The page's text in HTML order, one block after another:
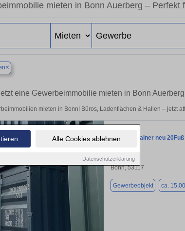
Alle Cookies ablehnen
Datenschutzerklärung
mieten in Bonn Auerberg – Perfekt
×
eine Gewerbeimmobilie mieten in Bonn
mieten in Bonn! Büros, Ladenflächen & Hallen – jetzt
✅ Seecontainer neu
Bonn, 53117
Gewerbeobjekt ca.